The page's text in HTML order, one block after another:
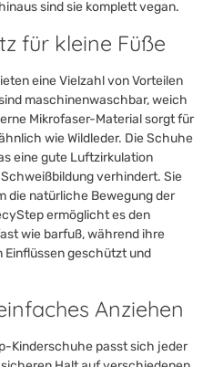
sind sie komplett vegan.
für kleine Füße
eine Vielzahl von Vorteilen
maschinenwaschbar, weich
Mikrofaser-Material sorgt für
wie Wildleder. Die Schuhe
eine gute Luftzirkulation
verhindert. Sie
die natürliche Bewegung der
ermöglicht es den
wie barfuß, während ihre
Einflüssen geschützt und
Anziehen
Kinderschuhe passt sich jeder